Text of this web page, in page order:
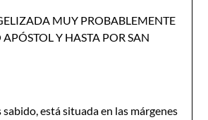
MUY PROBABLEMENTE
Y HASTA POR SAN
sabido, está situada en las márgenes